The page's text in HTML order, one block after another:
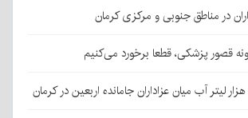
در مناطق جنوبی و مرکزی کرمان
قصور پزشکی، قطعا برخورد می‌کنیم